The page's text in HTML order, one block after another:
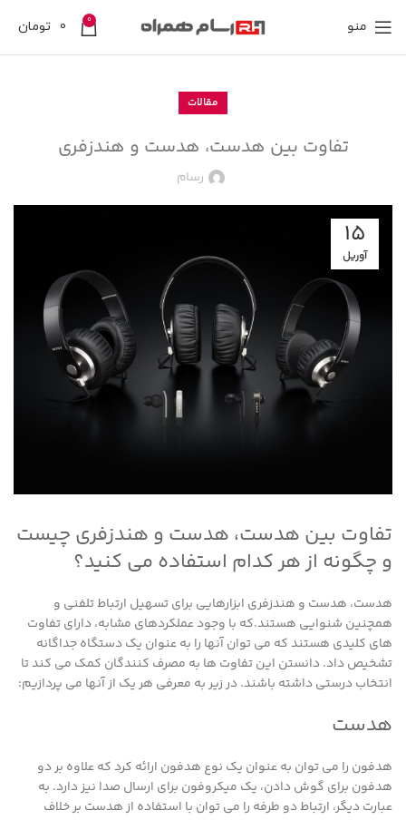
منو 0
0 تومان
مقالات
تفاوت بین هدست، هدست و هندزفری
رسام
15
آوریل
تفاوت بین هدست، هدست و هندزفری چیست
و چگونه از هر کدام استفاده می کنید؟
هدست، هدست و هندزفری ابزارهایی برای تسهیل ارتباط تلفنی و
همچنین شنوایی هستند.که با وجود عملکردهای مشابه، دارای تفاوت
های کلیدی هستند که می توان آنها را به عنوان یک دستگاه جداگانه
تشخیص داد. دانستن این تفاوت ها به مصرف کنندگان کمک می کند تا
انتخاب درستی داشته باشند. در زیر به معرفی هر یک از آنها می پردازیم:
هدست
هدفون را می توان به عنوان یک نوع هدفون ارائه کرد که علاوه بر دو
هدفون برای گوش دادن، یک میکروفون برای ارسال صدا نیز دارد. به
عبارت دیگر، ارتباط دو طرفه را می توان با استفاده از هدست بر خلاف